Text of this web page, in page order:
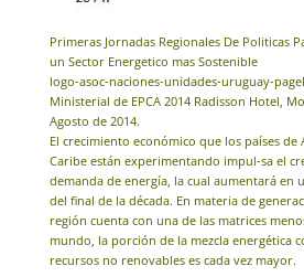
Primeras Jornadas Regionales De Politicas
un Sector Energetico mas Sostenible
logo-asoc-naciones-unidades-uruguay-
Ministerial de EPCA 2014 Radisson Hotel,
Agosto de 2014.
El crecimiento económico que los países de
Caribe están experimentando impul-sa el
demanda de energía, la cual aumentará en
del final de la década. En materia de
región cuenta con una de las matrices
mundo, la porción de la mezcla energética
recursos no renovables es cada vez mayor.